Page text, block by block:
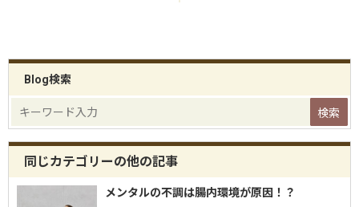
Blog検索
同じカテゴリーの他の記事
メンタルの不調は腸内環境が原因！？